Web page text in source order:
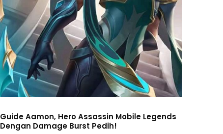
Guide Aamon, Hero Assassin Mobile Legends
Dengan Damage Burst Pedih!